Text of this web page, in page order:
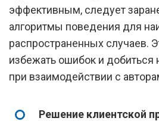
эффективным, следует
алгоритмы поведения для
распространенных случаев.
избежать ошибок и добиться
при взаимодействии с
Решение клиентской